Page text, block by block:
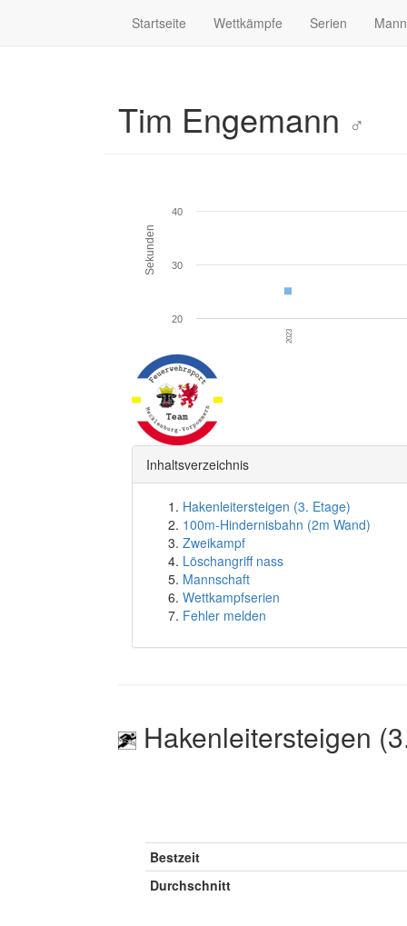
Startseite Wettkämpfe Serien
Tim Engemann ♂
Sekunden
2023
20
30
40
Inhaltsverzeichnis
Hakenleitersteigen (3. Etage)
100m-Hindernisbahn (2m Wand)
Zweikampf
Löschangriff nass
Mannschaft
Wettkampfserien
Fehler melden
Hakenleitersteigen
Bestzeit
Durchschnitt